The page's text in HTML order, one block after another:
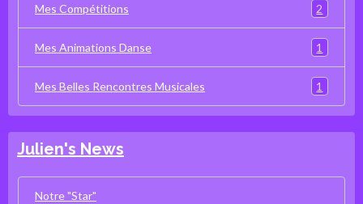
Mes Compétitions 2
Mes Animations Danse 1
Mes Belles Rencontres Musicales 1
Julien's News
Notre "Star"